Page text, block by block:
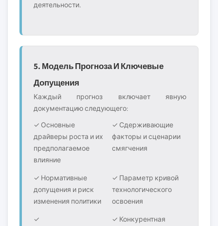
деятельности.
5. Модель Прогноза И Ключевые
Допущения
Каждый прогноз включает явную
документацию следующего:
✓ Основные
драйверы роста и их
предполагаемое
влияние
✓ Сдерживающие
факторы и сценарии
смягчения
✓ Нормативные
допущения и риск
изменения политики
✓ Параметр кривой
технологического
освоения
✓
✓ Конкурентная